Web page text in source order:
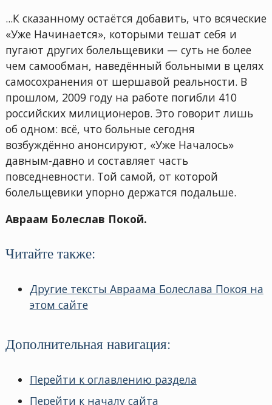
...К сказанному остаётся добавить, что всяческие
«Уже Начинается», которыми тешат себя и
пугают других болельщевики — суть не более
чем самообман, наведённый больными в целях
самосохранения от шершавой реальности. В
прошлом, 2009 году на работе погибли 410
российских милиционеров. Это говорит лишь
об одном: всё, что больные сегодня
возбуждённо анонсируют, «Уже Началось»
давным-давно и составляет часть
повседневности. Той самой, от которой
болельщевики упорно держатся подальше.
Авраам Болеслав Покой.
Читайте также:
Другие тексты Авраама Болеслава Покоя на
этом сайте
Дополнительная навигация:
Перейти к оглавлению раздела
Перейти к началу сайта